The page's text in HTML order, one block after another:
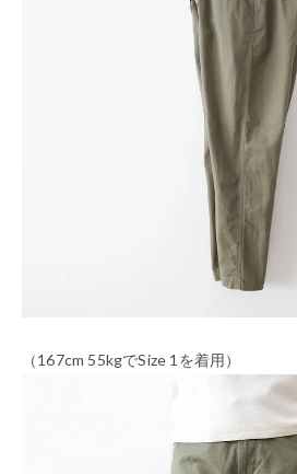
（167cm 55kgでSize 1を着用）